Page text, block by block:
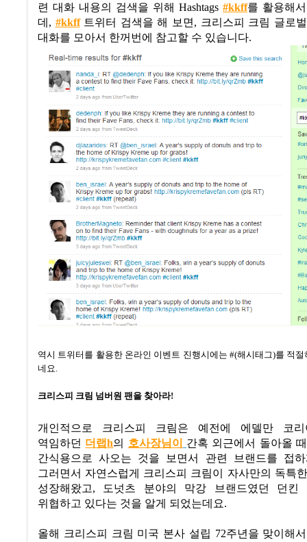
련 대화 내용의 검색을 위해 Hashtags #kkff를 활용해
데, #kkff트위터 검색을 해 보면, 크리스피 크림 글로
대화를 모아서 한꺼번에 참고할 수 있습니다.
역시 트위터를 활용한 온라인 이벤트 진행시에는 #(해시태그)를 적
네요.
크리스피 크림 넘버원 팬을 찾아라!
개인적으로 크리스피 크림은 예전에 에델만 코리
역임하던 더랩h의 호사장님이
간혹 외근에서 돌아올
간식용으로 사오는 것을 보면서 관련 브랜드를 접
그러면서 자연스럽게 크리스피 크림이 자사만의 독특
성장해왔고, 도넛츠 분야의 막강 브랜드였던 던킨
위협하고 있다는 것을 알게 되었는데요.
올해 크리스피 크림 미국 본사 설립 72주년을 맞이해